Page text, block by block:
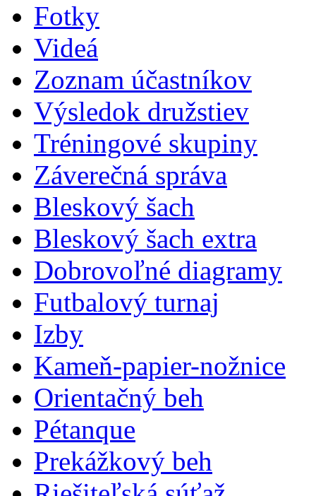
Fotky
Videá
Zoznam účastníkov
Výsledok družstiev
Tréningové skupiny
Záverečná správa
Bleskový šach
Bleskový šach extra
Dobrovoľné diagramy
Futbalový turnaj
Izby
Kameň-papier-nožnice
Orientačný beh
Pétanque
Prekážkový beh